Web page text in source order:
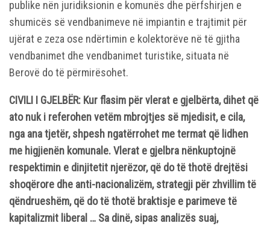
publike nën juridiksionin e komunës dhe përfshirjen e
shumicës së vendbanimeve në impiantin e trajtimit për
ujërat e zeza ose ndërtimin e kolektorëve në të gjitha
vendbanimet dhe vendbanimet turistike, situata në
Berovë do të përmirësohet.
CIVILI I GJELBËR: Kur flasim për vlerat e gjelbërta, dihet që
ato nuk i referohen vetëm mbrojtjes së mjedisit, e cila,
nga ana tjetër, shpesh ngatërrohet me termat që lidhen
me higjienën komunale. Vlerat e gjelbra nënkuptojnë
respektimin e dinjitetit njerëzor, që do të thotë drejtësi
shoqërore dhe anti-nacionalizëm, strategji për zhvillim të
qëndrueshëm, që do të thotë braktisje e parimeve të
kapitalizmit liberal … Sa dinë, sipas analizës suaj,